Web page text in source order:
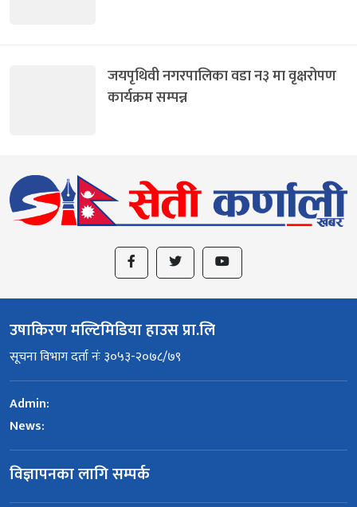
जयपृथिवी नगरपालिका वडा न३ मा वृक्षरोपण
कार्यक्रम सम्पन्न
उषाकिरण मल्टिमिडिया हाउस प्रा.लि
सूचना विभाग दर्ता नंः ३०५३-२०७८/७९
Admin:
News:
विज्ञापनका लागि सम्पर्क